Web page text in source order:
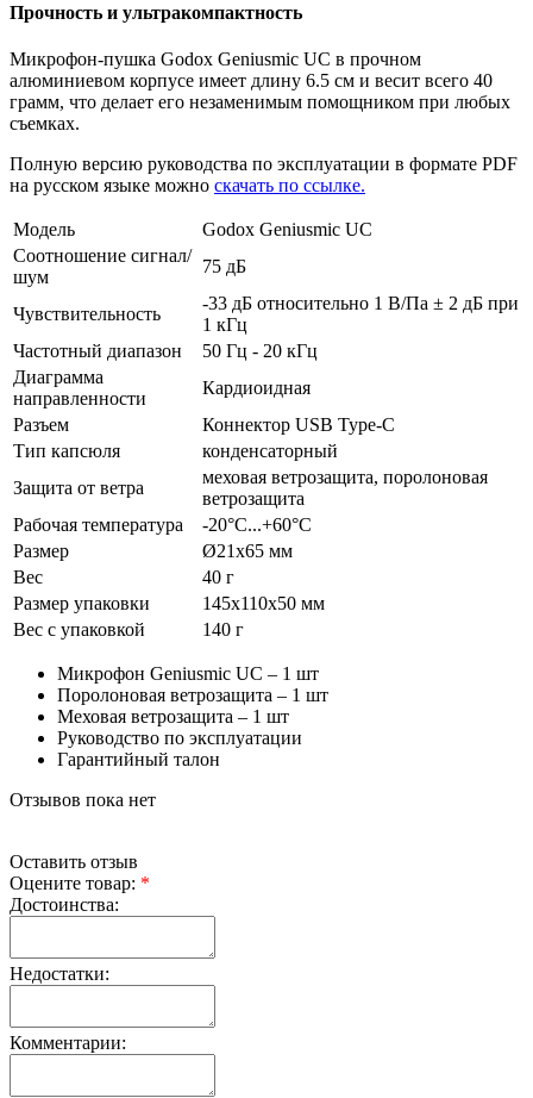
Прочность и ультракомпактность
Микрофон-пушка Godox Geniusmic UC в прочном
алюминиевом корпусе имеет длину 6.5 см и весит всего 40
грамм, что делает его незаменимым помощником при любых
съемках.
Полную версию руководства по эксплуатации в формате PDF
на русском языке можно скачать по ссылке.
Модель
Godox Geniusmic UC
Соотношение сигнал/
шум
75 дБ
Чувствительность
-33 дБ относительно 1 В/Па ± 2 дБ при
1 кГц
Частотный диапазон
50 Гц - 20 кГц
Диаграмма
направленности
Кардиоидная
Разъем
Коннектор USB Type-C
Тип капсюля
конденсаторный
Защита от ветра
меховая ветрозащита, поролоновая
ветрозащита
Рабочая температура
-20°C...+60°C
Размер
Ø21х65 мм
Вес
40 г
Размер упаковки
145х110х50 мм
Вес с упаковкой
140 г
Микрофон Geniusmic UC – 1 шт
Поролоновая ветрозащита – 1 шт
Меховая ветрозащита – 1 шт
Руководство по эксплуатации
Гарантийный талон
Отзывов пока нет
Оставить отзыв
Оцените товар: *
Достоинства:
Недостатки:
Комментарии: